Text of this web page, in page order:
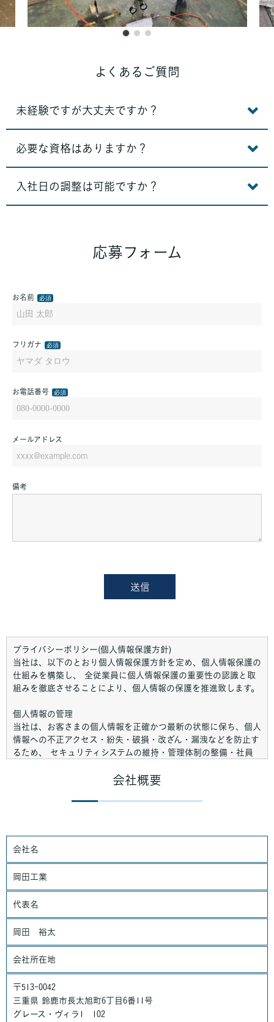
よくあるご質問
未経験ですが大丈夫ですか？
必要な資格はありますか？
入社日の調整は可能ですか？
プライバシーポリシー(個人情報保護方針)
当社は、以下のとおり個人情報保護方針を定め、個人情報保護の
仕組みを構築し、 全従業員に個人情報保護の重要性の認識と取
組みを徹底させることにより、個人情報の保護を推進致します。
個人情報の管理
当社は、お客さまの個人情報を正確かつ最新の状態に保ち、個人
情報への不正アクセス・紛失・破損・改ざん・漏洩などを防止す
るため、 セキュリティシステムの維持・管理体制の整備・社員
厳重な管理を行ないます。
個人情報の利用目的
当社は、お客さまよりお預かりした個人情報を適切に管理し、次
のいずれかに該当する場合を除き、個人情報を第三者に開示いた
しません。
・お客さまの同意がある場合
・お客さまが希望されるサービスを行なうために当社が業務を委
託する業者に対して開示する場合
・法令に基づき開示することが必要である場合
個人情報の安全対策
当社は、個人情報の正確性及び安全性確保のために、セキュリテ
ィに万全の対策を講じています。
会社概要
会社名
岡田工業
代表名
岡田 裕太
会社所在地
〒513-0042
三重県 鈴鹿市長太旭町6丁目6番11号
グレース・ヴィラ1 102